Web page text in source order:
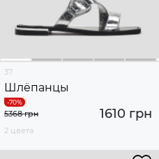
37
Шлёпанцы
1610 грн
5368 грн
2 цвета